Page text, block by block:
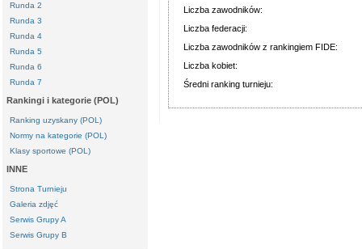
Runda 2
Runda 3
Runda 4
Runda 5
Runda 6
Runda 7
Rankingi i kategorie (POL)
Ranking uzyskany (POL)
Normy na kategorie (POL)
Klasy sportowe (POL)
INNE
Strona Turnieju
Galeria zdjęć
Serwis Grupy A
Serwis Grupy B
Liczba zawodników:
Liczba federacji:
Liczba zawodników z rankingiem FIDE:
Liczba kobiet:
Średni ranking turnieju: